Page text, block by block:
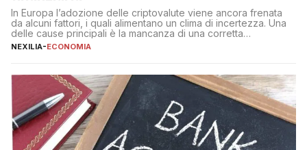
In Europa l’adozione delle criptovalute viene ancora frenata
da alcuni fattori, i quali alimentano un clima di incertezza. Una
delle cause principali è la mancanza di una corretta
educazione finanziaria, che impedisce ad una larga parte della
sulle criptovalute: […]
NEXILIA-ECONOMIA